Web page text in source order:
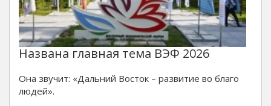
Названа главная тема ВЭФ 2026
Она звучит: «Дальний Восток – развитие во благо
людей».